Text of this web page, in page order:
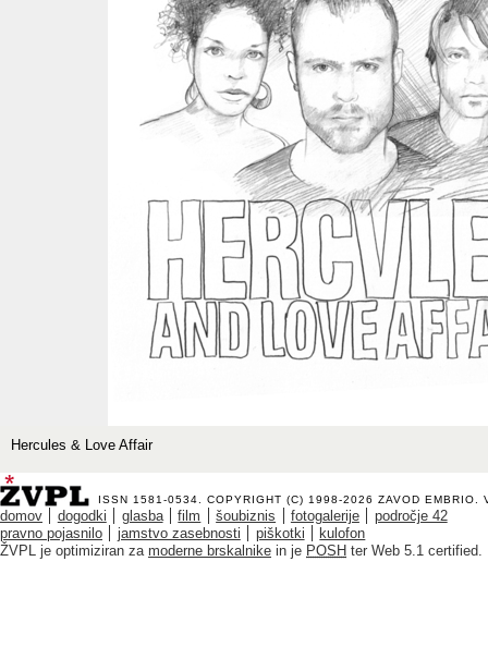
Hercules & Love Affair
ISSN 1581-0534. COPYRIGHT (C) 1998-2026 ZAVOD EMBRIO .
domov dogodki glasba film šoubiznis fotogalerije
področje 42
pravno pojasnilo
jamstvo zasebnosti piškotki
kulofon
ŽVPL je optimiziran za moderne brskalnike in je POSH ter Web 5.1 certified.